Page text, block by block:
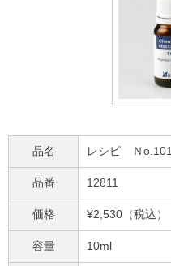
品名 レシピ Ｎo.101
品番 12811
価格 ¥2,530（税込）
容量 10ml